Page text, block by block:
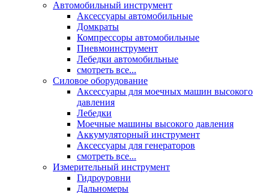
Автомобильный инструмент
Аксессуары автомобильные
Домкраты
Компрессоры автомобильные
Пневмоинструмент
Лебедки автомобильные
смотреть все...
Силовое оборудование
Аксессуары для моечных машин высокого
давления
Лебедки
Моечные машины высокого давления
Аккумуляторный инструмент
Аксессуары для генераторов
смотреть все...
Измерительный инструмент
Гидроуровни
Дальномеры